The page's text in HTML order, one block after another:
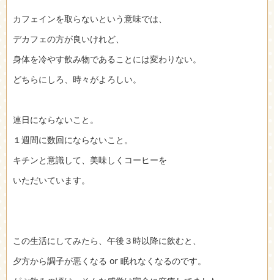
カフェインを取らないという意味では、
デカフェの方が良いけれど、
身体を冷やす飲み物であることには変わりない。
どちらにしろ、時々がよろしい。
連日にならないこと。
１週間に数回にならないこと。
キチンと意識して、美味しくコーヒーを
いただいています。
この生活にしてみたら、午後３時以降に飲むと、
夕方から調子が悪くなる or 眠れなくなるのです。